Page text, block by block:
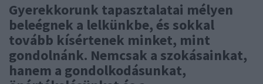
Gyerekkorunk tapasztalatai mélyen
beleégnek a lelkünkbe, és sokkal
tovább kísértenek minket, mint
gondolnánk. Nemcsak a szokásainkat,
hanem a gondolkodásunkat,